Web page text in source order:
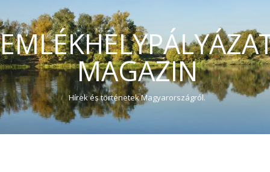
MAGAZIN
Hírek és történetek Magyarországról.